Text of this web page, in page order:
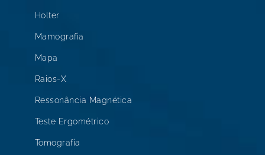
Holter
Mamografia
Mapa
Raios-X
Ressonância Magnética
Teste Ergométrico
Tomografia